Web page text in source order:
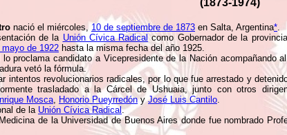
(1873-1974)
nació el miércoles, 10 de septiembre de 1873 en Salta, Argentina*.
de la Unión Cívica Radical como Gobernador de la
mayo de 1922 hasta la misma fecha del año 1925.
proclama candidato a Vicepresidente de la Nación acompañando
vetó la fórmula.
intentos revolucionarios radicales, por lo que fue arrestado y
trasladado a la Cárcel de Ushuaia, junto con otros
Mosca, Honorio PueyrredónyJosé Luis Cantilo.
de la Unión Cívica Radical.
de la Universidad de Buenos Aires donde fue nombrado